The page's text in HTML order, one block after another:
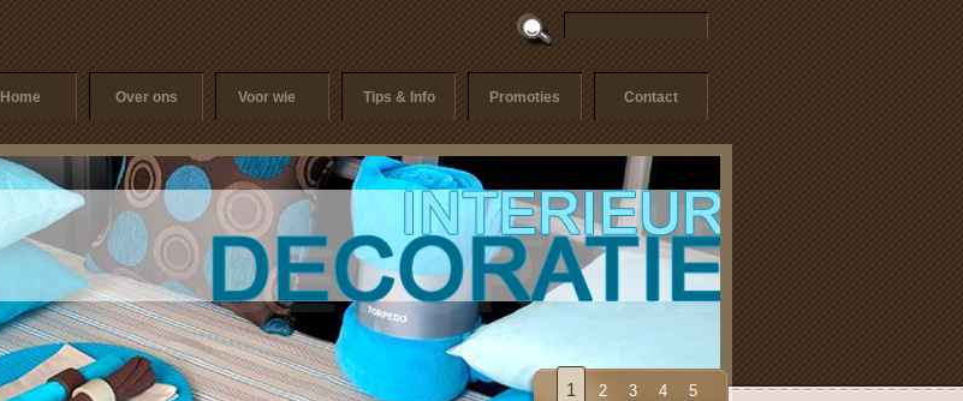
Home Over ons Voor wie Tips & Info Promoties Contact
1 2 3 4 5